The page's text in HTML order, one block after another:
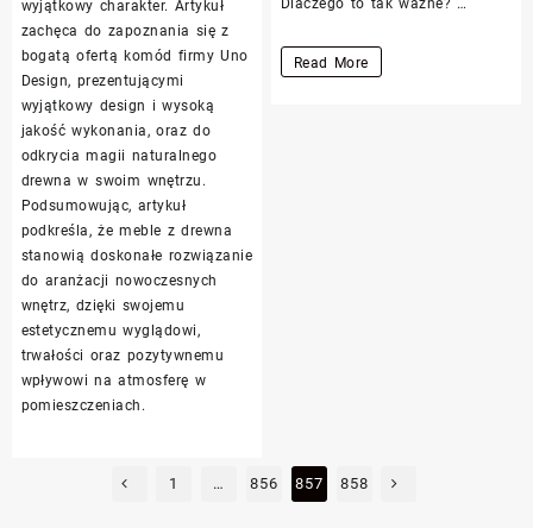
wyjątkowy charakter. Artykuł
zachęca do zapoznania się z
bogatą ofertą komód firmy Uno
Design, prezentującymi
wyjątkowy design i wysoką
jakość wykonania, oraz do
odkrycia magii naturalnego
drewna w swoim wnętrzu.
Podsumowując, artykuł
podkreśla, że meble z drewna
stanowią doskonałe rozwiązanie
do aranżacji nowoczesnych
wnętrz, dzięki swojemu
estetycznemu wyglądowi,
trwałości oraz pozytywnemu
wpływowi na atmosferę w
pomieszczeniach.
Dlaczego to tak ważne? …
Jak
Read More
Stronicowanie
1 … 856 857 858